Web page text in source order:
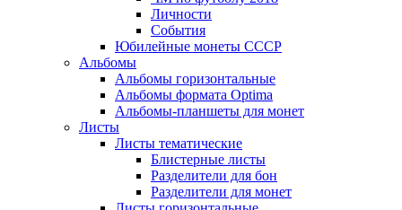
Личности
События
Юбилейные монеты СССР
Альбомы
Альбомы горизонтальные
Альбомы формата Optima
Альбомы-планшеты для монет
Листы
Листы тематические
Блистерные листы
Разделители для бон
Разделители для монет